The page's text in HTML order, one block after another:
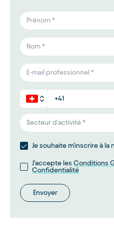
Secteur d'activité *
Je souhaite m'inscrire à la
J'accepte les Conditions
Confidentialité
Envoyer